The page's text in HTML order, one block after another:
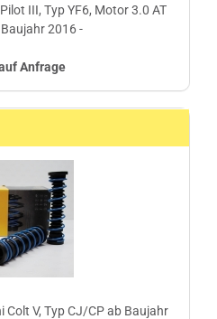
III, Typ YF6, Motor 3.0 AT
2016 -
Anfrage
V, Typ CJ/CP ab Baujahr